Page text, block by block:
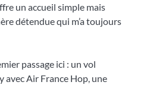
un accueil simple mais
détendue qui m’a toujours
passage ici : un vol
Air France Hop, une